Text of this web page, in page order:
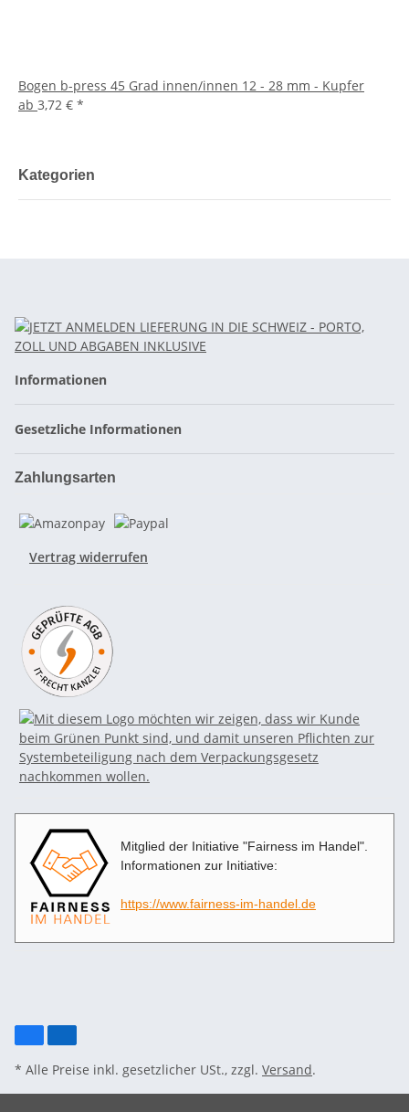
Bogen b-press 45 Grad innen/innen 12 - 28 mm - Kupfer
ab 3,72 € *
Kategorien
Informationen
Gesetzliche Informationen
Zahlungsarten
Vertrag widerrufen
Mitglied der Initiative "Fairness im Handel".
Informationen zur Initiative:
https://www.fairness-im-handel.de
* Alle Preise inkl. gesetzlicher USt., zzgl. Versand.